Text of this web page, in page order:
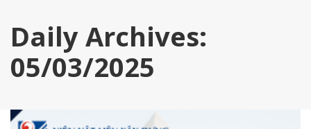
Daily Archives:
05/03/2025